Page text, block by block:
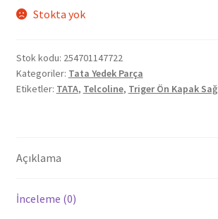
Stokta yok
Stok kodu: 254701147722
Kategoriler: Tata Yedek Parça
Etiketler: TATA, Telcoline, Triger Ön Kapak Sağ
Açıklama
İnceleme (0)